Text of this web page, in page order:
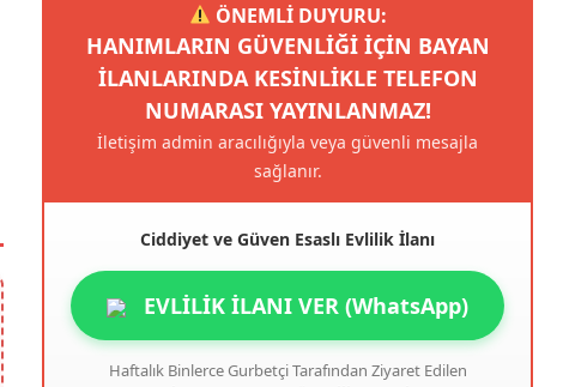
ÖNEMLİ DUYURU:
HANIMLARIN GÜVENLIĞI IÇIN BAYAN
ILANLARINDA KESINLIKLE TELEFON
NUMARASI YAYINLANMAZ!
İletişim admin aracılığıyla veya güvenli mesajla
sağlanır.
Ciddiyet ve Güven Esaslı Evlilik İlanı
EVLİLİK İLANI VER (WhatsApp)
Haftalık Binlerce Gurbetçi Tarafından Ziyaret Edilen